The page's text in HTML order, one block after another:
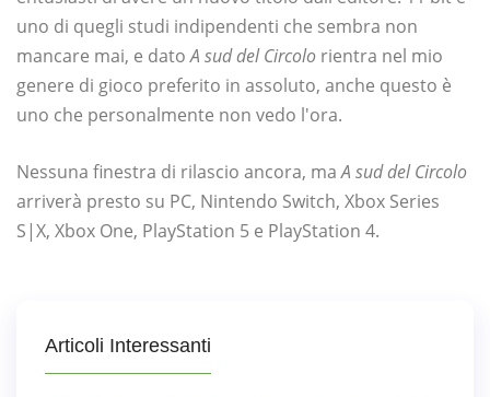
uno di quegli studi indipendenti che sembra non
mancare mai, e datoA sud del Circolo rientra nel mio
genere di gioco preferito in assoluto, anche questo è
uno che personalmente non vedo l'ora.
Nessuna finestra di rilascio ancora, maA sud del Circolo
arriverà presto su PC, Nintendo Switch, Xbox Series
S|X, Xbox One, PlayStation 5 e PlayStation 4.
Articoli Interessanti